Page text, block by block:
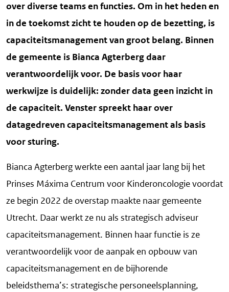
over diverse teams en functies. Om in het heden en
in de toekomst zicht te houden op de bezetting, is
capaciteitsmanagement van groot belang. Binnen
de gemeente is Bianca Agterberg daar
verantwoordelijk voor. De basis voor haar
werkwijze is duidelijk: zonder data geen inzicht in
de capaciteit. Venster spreekt haar over
datagedreven capaciteitsmanagement als basis
voor sturing.
Bianca Agterberg werkte een aantal jaar lang bij het
Prinses Máxima Centrum voor Kinderoncologie voordat
ze begin 2022 de overstap maakte naar gemeente
Utrecht. Daar werkt ze nu als strategisch adviseur
capaciteitsmanagement. Binnen haar functie is ze
verantwoordelijk voor de aanpak en opbouw van
capaciteitsmanagement en de bijhorende
beleidsthema’s: strategische personeelsplanning,